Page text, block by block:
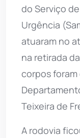
do Serviço
Urgência
atuaram no
na retirada
corpos
Teixeira de
A rodovia